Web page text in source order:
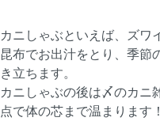
カニしゃぶといえば、ズワ
昆布でお出汁をとり、季節
き立ちます。
カニしゃぶの後は〆のカニ
点で体の芯まで温まります